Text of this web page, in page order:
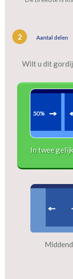
2 Aantal delen
Wilt u dit
In twee